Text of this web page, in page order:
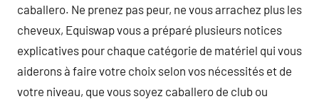
caballero. Ne prenez pas peur, ne vous arrachez plus les
cheveux, Equiswap vous a préparé plusieurs notices
explicatives pour chaque catégorie de matériel qui vous
aiderons à faire votre choix selon vos nécessités et de
votre niveau, que vous soyez caballero de club ou